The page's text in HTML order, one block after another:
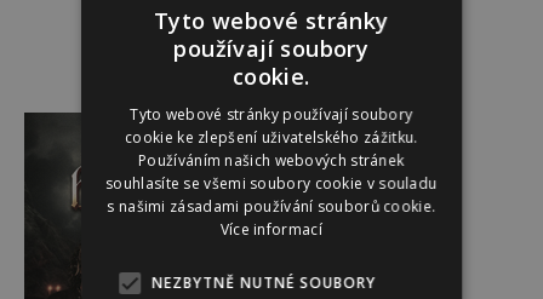
Tyto webové stránky
používají soubory
cookie.
Tyto webové stránky používají soubory
cookie ke zlepšení uživatelského zážitku.
Používáním našich webových stránek
souhlasíte se všemi soubory cookie v souladu
s našimi zásadami používání souborů cookie.
Více informací
NEZBYTNĚ NUTNÉ SOUBORY